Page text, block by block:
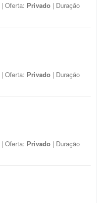
| Oferta: Privado | Duração
| Oferta: Privado | Duração
| Oferta: Privado | Duração